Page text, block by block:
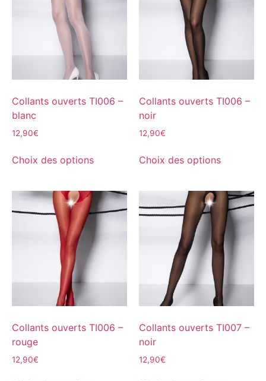
Collants ouverts TI006 –
blanc
12,90€
Choix des options
Collants ouverts TI006 –
noir
12,90€
Choix des options
Collants ouverts TI006 –
rouge
12,90€
Collants ouverts TI007 –
noir
12,90€